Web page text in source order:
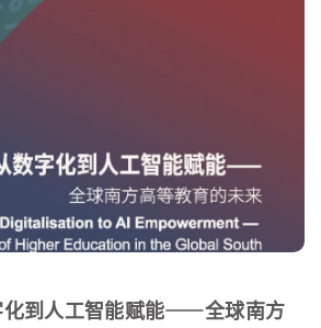
化到人工智能赋能⸺全球南方